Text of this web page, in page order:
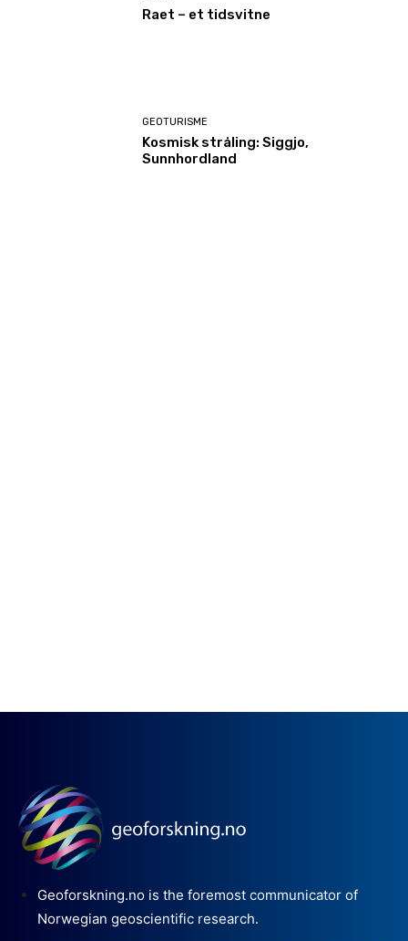
Raet – et tidsvitne
GEOTURISME
Kosmisk stråling: Siggjo,
Sunnhordland
Geoforskning.no is the foremost communicator of
Norwegian geoscientific research.